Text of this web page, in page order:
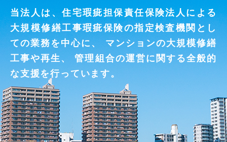
当法人は、住宅瑕疵担保責任保険法人による
大規模修繕工事瑕疵保険の指定検査機関とし
ての業務を中心に、
マンションの大規模修繕
工事や再生、
管理組合の運営に関する全般的
な支援を行っています。